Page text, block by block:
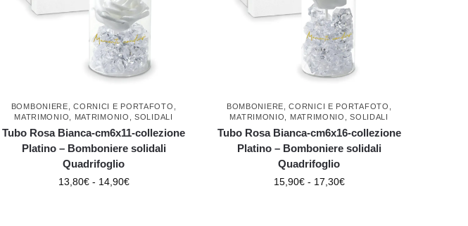
BOMBONIERE ,CORNICI E PORTAFOTO
MATRIMONIO
MATRIMONIO ,SOLIDALI
Tubo Rosa Bianca-cm6x11-collezione
Platino – Bomboniere solidali
Quadrifoglio
13,80€ - 14,90€
BOMBONIERE ,CORNICI E PORTAFOTO
MATRIMONIO
MATRIMONIO ,SOLIDALI
Tubo Rosa Bianca-cm6x16-collezione
Platino – Bomboniere solidali
Quadrifoglio
15,90€ - 17,30€